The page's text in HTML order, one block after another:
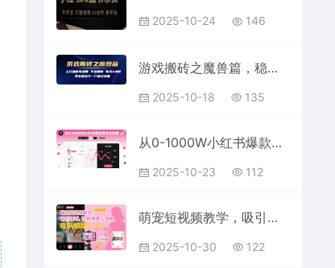
2025-10-24 146
游戏搬砖之魔兽篇，稳定吃排骨每天3小时【揭秘】
2025-10-18 135
从0-1000W小红书爆款算法全攻略，时长1.5小时，干货满满
2025-10-23 112
萌宠短视频教学，吸引眼球，引精准爱心女粉
2025-10-30 122